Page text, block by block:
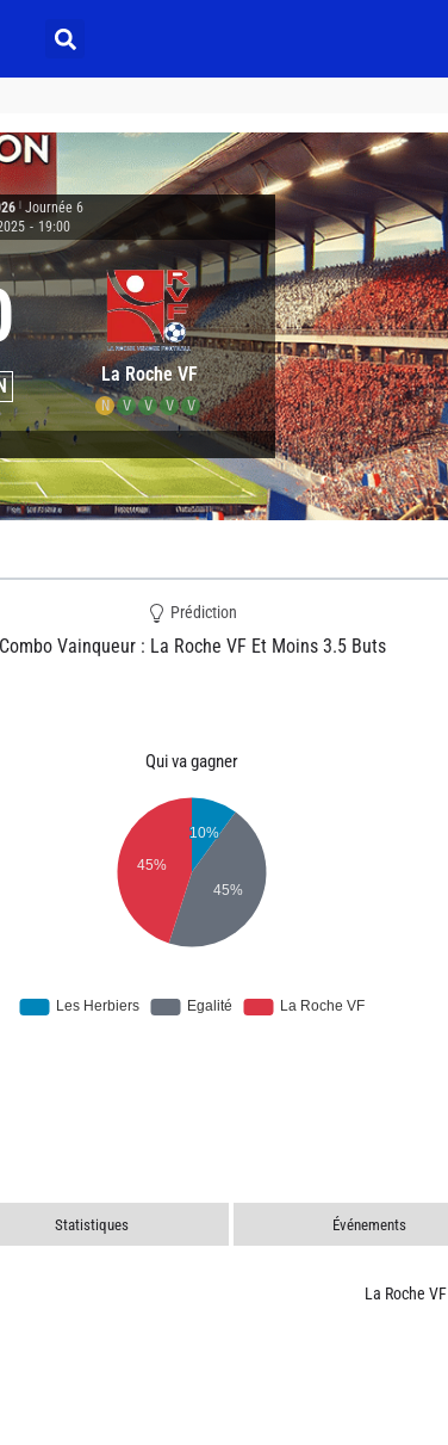
Journée 6
- 19:00
La Roche VF
N V V V V
Prédiction
Combo Vainqueur : La Roche VF Et Moins 3.5 Buts
Qui va gagner
Statistiques Événements
La Roche VF